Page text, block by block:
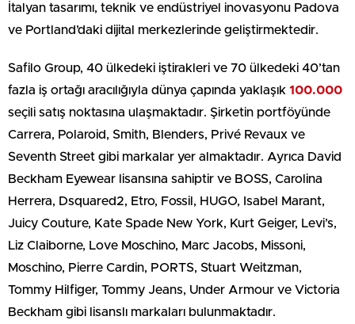
İtalyan tasarımı, teknik ve endüstriyel inovasyonu Padova
ve Portland’daki dijital merkezlerinde geliştirmektedir.
Safilo Group, 40 ülkedeki iştirakleri ve 70 ülkedeki 40’tan
fazla iş ortağı aracılığıyla dünya çapında yaklaşık 100.000
seçili satış noktasına ulaşmaktadır. Şirketin portföyünde
Carrera, Polaroid, Smith, Blenders, Privé Revaux ve
Seventh Street gibi markalar yer almaktadır. Ayrıca David
Beckham Eyewear lisansına sahiptir ve BOSS, Carolina
Herrera, Dsquared2, Etro, Fossil, HUGO, Isabel Marant,
Juicy Couture, Kate Spade New York, Kurt Geiger, Levi’s,
Liz Claiborne, Love Moschino, Marc Jacobs, Missoni,
Moschino, Pierre Cardin, PORTS, Stuart Weitzman,
Tommy Hilfiger, Tommy Jeans, Under Armour ve Victoria
Beckham gibi lisanslı markaları bulunmaktadır.